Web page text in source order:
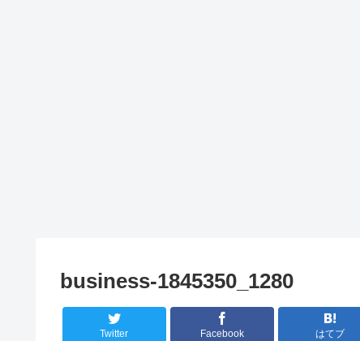
business-1845350_1280
Twitter Facebook はてブ